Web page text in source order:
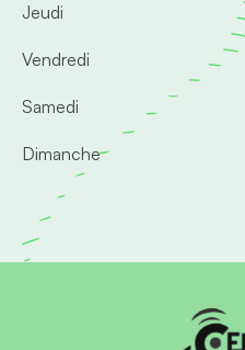
Jeudi
Vendredi
Samedi
Dimanche